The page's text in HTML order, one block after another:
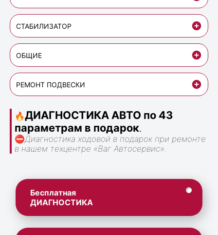
СТАБИЛИЗАТОР
ОБЩИЕ
РЕМОНТ ПОДВЕСКИ
🔥ДИАГНОСТИКА АВТО по 43
параметрам в подарок.
⛔Диагностика ходовой в подарок при ремонте
в нашем техцентре «Ваг Автосервис».
Бесплатная
ДИАГНОСТИКА